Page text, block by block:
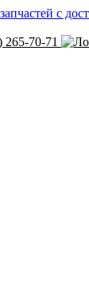
с
265-70-71